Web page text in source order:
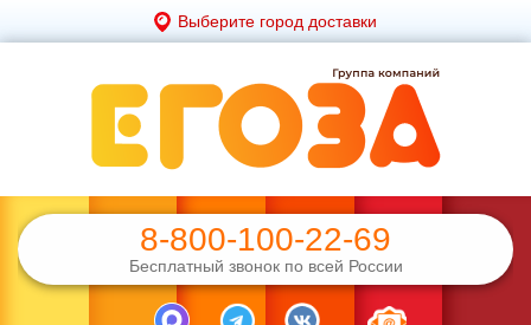
Выберите город доставки
8-800-100-22-69
Бесплатный звонок по всей России